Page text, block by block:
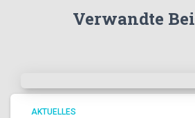
Verwandte
AKTUELLES